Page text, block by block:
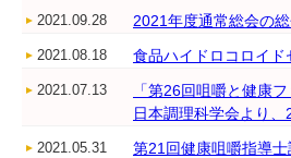
2021.09.28 2021年度通常総会の
2021.08.18 食品ハイドロコロイ
2021.07.13
「第26回咀嚼と健康
日本調理科学会より
2021.05.31 第21回健康咀嚼指導